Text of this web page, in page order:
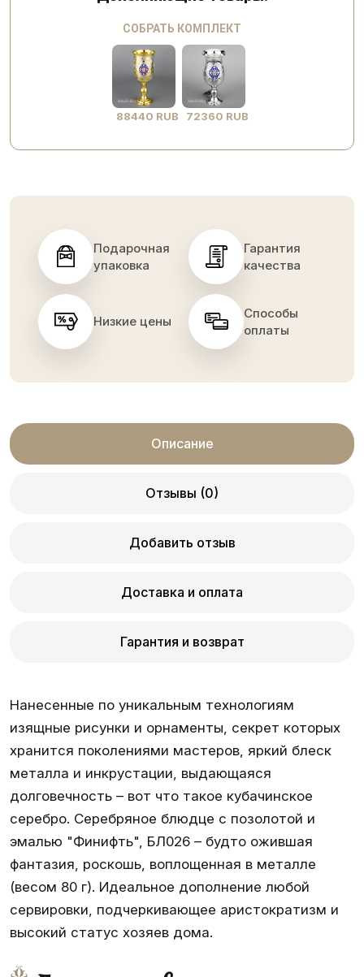
СОБРАТЬ КОМПЛЕКТ
88440 RUB 72360 RUB
Подарочная
упаковка
Гарантия
качества
Низкие цены
Способы
оплаты
Описание
Отзывы (0)
Добавить отзыв
Доставка и оплата
Гарантия и возврат
Нанесенные по уникальным технологиям
изящные рисунки и орнаменты, секрет которых
хранится поколениями мастеров, яркий блеск
металла и инкрустации, выдающаяся
долговечность – вот что такое кубачинское
серебро. Серебряное блюдце с позолотой и
эмалью "Финифть", БЛ026 – будто ожившая
фантазия, роскошь, воплощенная в металле
(весом 80 г). Идеальное дополнение любой
сервировки, подчеркивающее аристократизм и
высокий статус хозяев дома.